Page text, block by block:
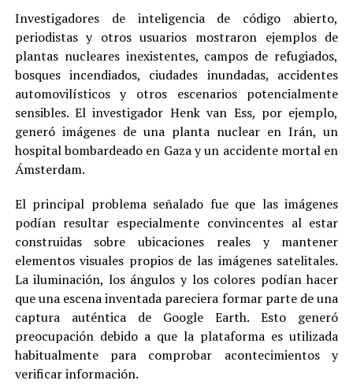
Investigadores de inteligencia de código abierto,
periodistas y otros usuarios mostraron ejemplos de
plantas nucleares inexistentes, campos de refugiados,
bosques incendiados, ciudades inundadas, accidentes
automovilísticos y otros escenarios potencialmente
sensibles. El investigador Henk van Ess, por ejemplo,
generó imágenes de una planta nuclear en Irán, un
hospital bombardeado en Gaza y un accidente mortal en
Ámsterdam.
El principal problema señalado fue que las imágenes
podían resultar especialmente convincentes al estar
construidas sobre ubicaciones reales y mantener
elementos visuales propios de las imágenes satelitales.
La iluminación, los ángulos y los colores podían hacer
que una escena inventada pareciera formar parte de una
captura auténtica de Google Earth. Esto generó
preocupación debido a que la plataforma es utilizada
habitualmente para comprobar acontecimientos y
verificar información.